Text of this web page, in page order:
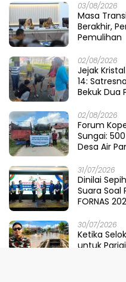
03/08/2026
Masa
Berakhir,
Pemulihan
02/08/2026
Jejak
14:
Bekuk Dua
02/08/2026
Forum
Sungai:
Desa Air
31/07/2026
Dinilai
Suara
FORNAS
30/07/2026
Ketika
untuk